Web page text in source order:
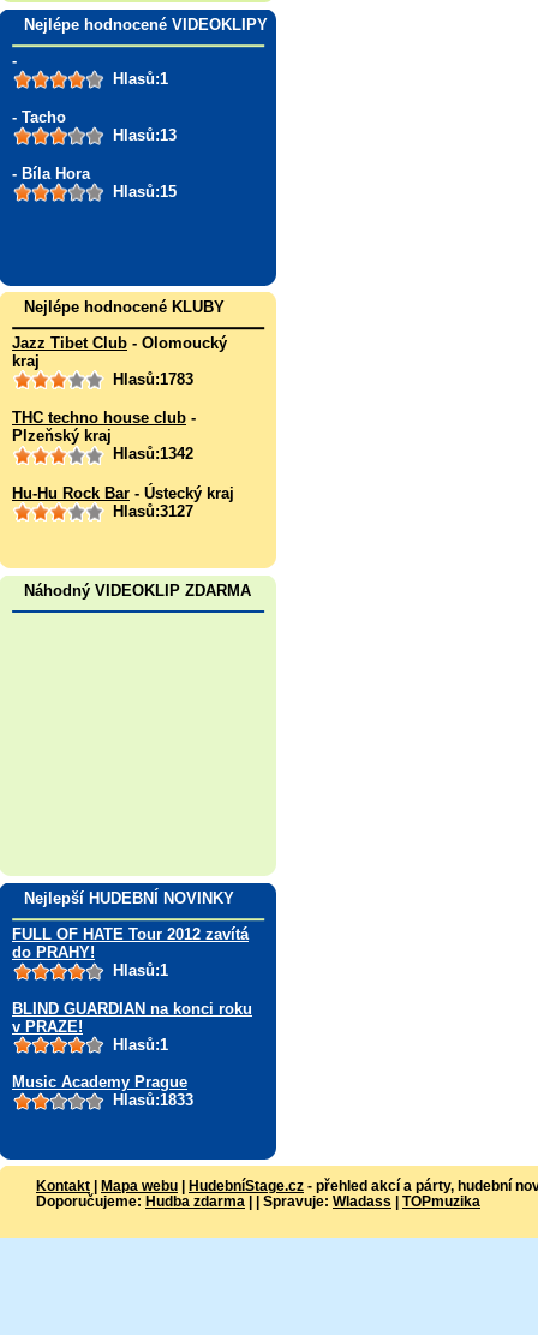
Nejlépe hodnocené VIDEOKLIPY
-
Hlasů:1
- Tacho
Hlasů:13
- Bíla Hora
Hlasů:15
Nejlépe hodnocené KLUBY
Jazz Tibet Club - Olomoucký
kraj
Hlasů:1783
THC techno house club -
Plzeňský kraj
Hlasů:1342
Hu-Hu Rock Bar - Ústecký kraj
Hlasů:3127
Náhodný VIDEOKLIP ZDARMA
Nejlepší HUDEBNÍ NOVINKY
FULL OF HATE Tour 2012 zavítá
do PRAHY!
Hlasů:1
BLIND GUARDIAN na konci roku
v PRAZE!
Hlasů:1
Music Academy Prague
Hlasů:1833
Kontakt | Mapa webu | HudebníStage.cz - přehled akcí a párty, hudební
Doporučujeme: Hudba zdarma | | Spravuje: Wladass | TOPmuzika